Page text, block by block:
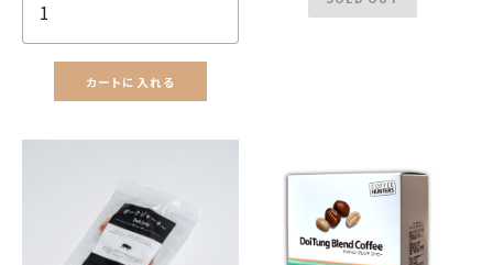
カートに入れる